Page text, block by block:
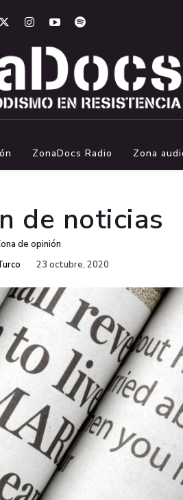
ZonaDocs Radio Zona
de noticias
de opinión
23 octubre, 2020